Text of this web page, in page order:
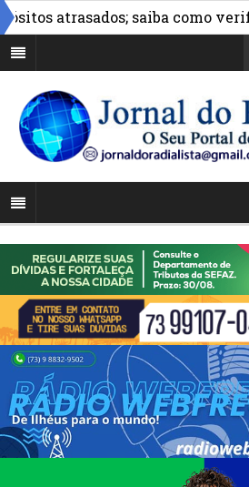
atrasados; saiba como verificar